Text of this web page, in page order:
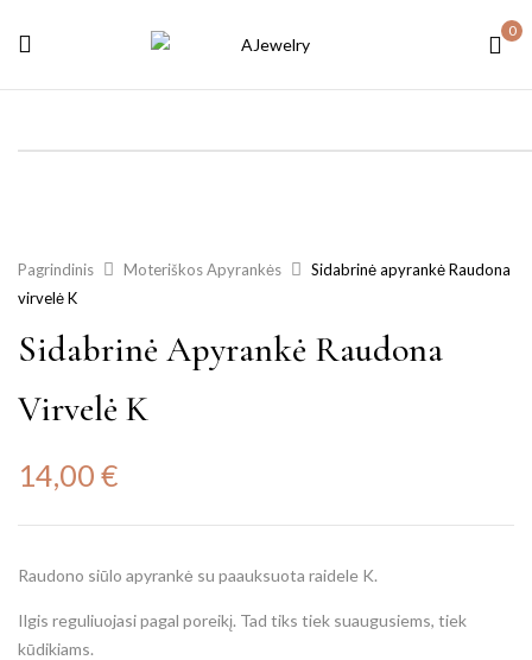
0
Pagrindinis Moteriškos Apyrankės
Sidabrinė apyrankė Raudona
virvelė K
Sidabrinė Apyrankė Raudona
Virvelė K
14,00 €
Raudono siūlo apyrankė su paauksuota raidele K.
Ilgis reguliuojasi pagal poreikį. Tad tiks tiek suaugusiems, tiek
kūdikiams.